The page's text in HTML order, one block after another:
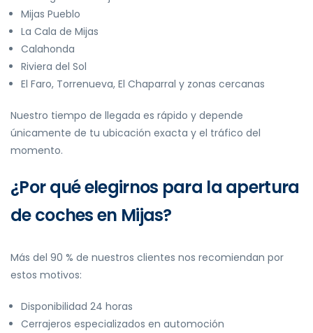
Mijas Pueblo
La Cala de Mijas
Calahonda
Riviera del Sol
El Faro, Torrenueva, El Chaparral y zonas cercanas
Nuestro tiempo de llegada es rápido y depende
únicamente de tu ubicación exacta y el tráfico del
momento.
¿Por qué elegirnos para la apertura
de coches en Mijas?
Más del 90 % de nuestros clientes nos recomiendan por
estos motivos:
Disponibilidad 24 horas
Cerrajeros especializados en automoción